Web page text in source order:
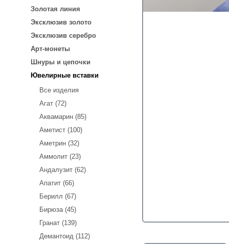
Золотая линия
Эксклюзив золото
Эксклюзив серебро
Арт-монеты
Шнуры и цепочки
Ювелирные вставки
Все изделия
Агат (72)
Аквамарин (85)
Аметист (100)
Аметрин (32)
Аммолит (23)
Андалузит (62)
Апатит (66)
Берилл (67)
Бирюза (45)
Гранат (139)
Демантоид (112)